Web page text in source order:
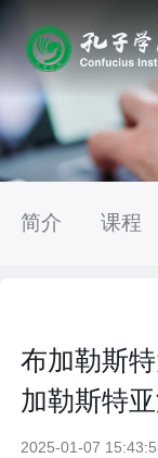
简介 课程
布加勒斯
加勒斯特
2025-01-07